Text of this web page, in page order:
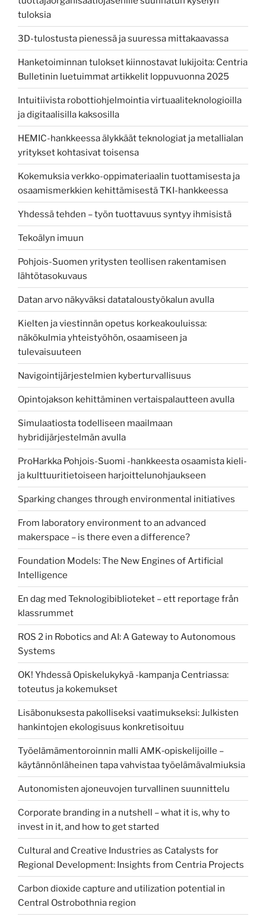
tuloksia
3D-tulostusta pienessä ja suuressa mittakaavassa
Hanketoiminnan tulokset kiinnostavat lukijoita: Centria
Bulletinin luetuimmat artikkelit loppuvuonna 2025
Intuitiivista robottiohjelmointia virtuaaliteknologioilla
ja digitaalisilla kaksosilla
HEMIC-hankkeessa älykkäät teknologiat ja metallialan
yritykset kohtasivat toisensa
Kokemuksia verkko-oppimateriaalin tuottamisesta ja
osaamismerkkien kehittämisestä TKI-hankkeessa
Yhdessä tehden – työn tuottavuus syntyy ihmisistä
Tekoälyn imuun
Pohjois-Suomen yritysten teollisen rakentamisen
lähtötasokuvaus
Datan arvo näkyväksi datataloustyökalun avulla
Kielten ja viestinnän opetus korkeakouluissa:
näkökulmia yhteistyöhön, osaamiseen ja
tulevaisuuteen
Navigointijärjestelmien kyberturvallisuus
Opintojakson kehittäminen vertaispalautteen avulla
Simulaatiosta todelliseen maailmaan
hybridijärjestelmän avulla
ProHarkka Pohjois-Suomi -hankkeesta osaamista kieli-
ja kulttuuritietoiseen harjoittelunohjaukseen
Sparking changes through environmental initiatives
From laboratory environment to an advanced
makerspace – is there even a difference?
Foundation Models: The New Engines of Artificial
Intelligence
En dag med Teknologibiblioteket – ett reportage från
klassrummet
ROS 2 in Robotics and AI: A Gateway to Autonomous
Systems
OK! Yhdessä Opiskelukykyä -kampanja Centriassa:
toteutus ja kokemukset
Lisäbonuksesta pakolliseksi vaatimukseksi: Julkisten
hankintojen ekologisuus konkretisoituu
Työelämämentoroinnin malli AMK‑opiskelijoille –
käytännönläheinen tapa vahvistaa työelämävalmiuksia
Autonomisten ajoneuvojen turvallinen suunnittelu
Corporate branding in a nutshell – what it is, why to
invest in it, and how to get started
Cultural and Creative Industries as Catalysts for
Regional Development: Insights from Centria Projects
Carbon dioxide capture and utilization potential in
Central Ostrobothnia region